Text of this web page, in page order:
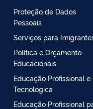
Proteção de Dados
Pessoais
Serviços para
Política e Orçamento
Educacionais
Educação Profissional e
Tecnológica
Educação Profissional